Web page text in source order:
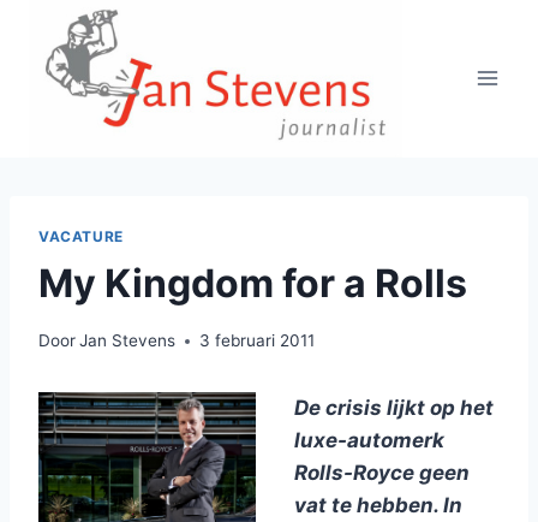
Doorgaan
inhoud
VACATURE
My Kingdom for a Rolls
DoorJan Stevens 3 februari 2011
De crisis lijkt op het
luxe-automerk
Rolls-Royce geen
vat te hebben. In